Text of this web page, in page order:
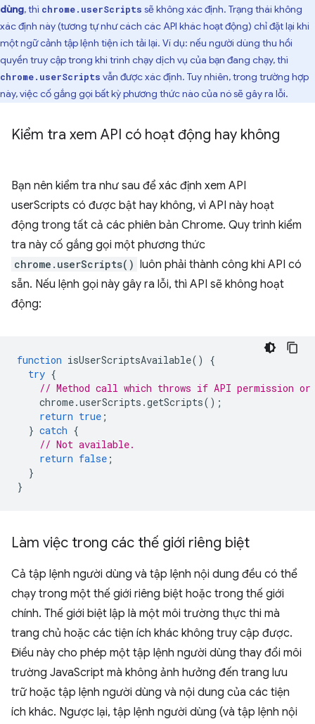
dùng, thì chrome.userScripts sẽ không xác định. Trạng thái không
xác định này (tương tự như cách các API khác hoạt động) chỉ đặt lại khi
một ngữ cảnh tập lệnh tiện ích tải lại. Ví dụ: nếu người dùng thu hồi
quyền truy cập trong khi trình chạy dịch vụ của bạn đang chạy, thì
chrome.userScripts vẫn được xác định. Tuy nhiên, trong trường hợp
này, việc cố gắng gọi bất kỳ phương thức nào của nó sẽ gây ra lỗi.
Kiểm tra xem API có hoạt động hay không
Bạn nên kiểm tra như sau để xác định xem API
userScripts có được bật hay không, vì API này hoạt
động trong tất cả các phiên bản Chrome. Quy trình kiểm
tra này cố gắng gọi một phương thức
chrome.userScripts() luôn phải thành công khi API có
sẵn. Nếu lệnh gọi này gây ra lỗi, thì API sẽ không hoạt
động:
function isUserScriptsAvailable()
{
try {
// Method call which throws if API permission
chrome.userScripts .getScripts();
return true ;
} catch {
// Not available.
return false ;
}
}
Làm việc trong các thế giới riêng biệt
Cả tập lệnh người dùng và tập lệnh nội dung đều có thể
chạy trong một thế giới riêng biệt hoặc trong thế giới
chính. Thế giới biệt lập là một môi trường thực thi mà
trang chủ hoặc các tiện ích khác không truy cập được.
Điều này cho phép một tập lệnh người dùng thay đổi môi
trường JavaScript mà không ảnh hưởng đến trang lưu
trữ hoặc tập lệnh người dùng và nội dung của các tiện
ích khác. Ngược lại, tập lệnh người dùng (và tập lệnh nội